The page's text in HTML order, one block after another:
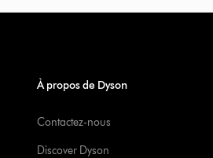
À propos de Dyson
Contactez-nous
Discover Dyson